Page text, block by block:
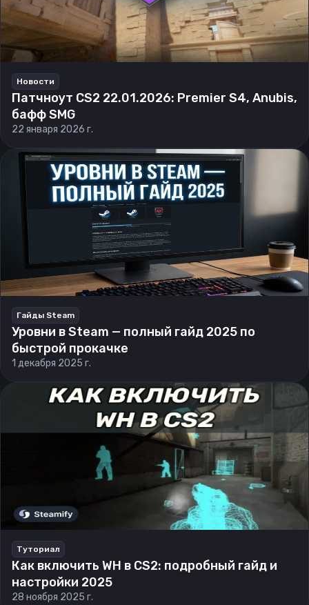
Новости
Патчноут CS2 22.01.2026: Premier S4, Anubis,
бафф SMG
22 января 2026 г.
Гайды Steam
Уровни в Steam — полный гайд 2025 по
быстрой прокачке
1 декабря 2025 г.
Туториал
Как включить WH в CS2: подробный гайд и
настройки 2025
28 ноября 2025 г.